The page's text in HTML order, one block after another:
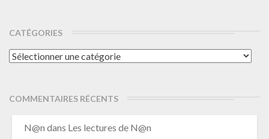
CATÉGORIES
Catégories
COMMENTAIRES RÉCENTS
N@n dans Les lectures de N@n